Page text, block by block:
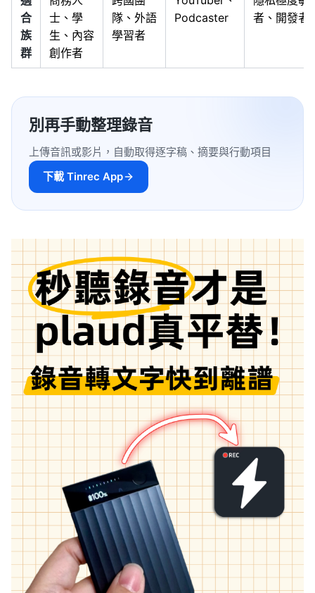
合
族
群
士、學
生、內容
創作者
隊、外語
學習者
Podcaster
者、開發者
別再手動整理錄音
上傳音訊或影片，自動取得逐字稿、摘要與行動項目
下載 Tinrec App